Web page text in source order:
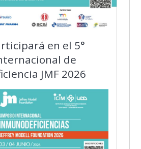
en el 5°
de
JMF 2026